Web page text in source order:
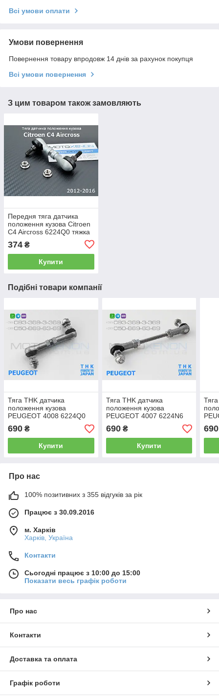
Всі умови оплати
Умови повернення
Повернення товару впродовж 14 днів за рахунок покупця
Всі умови повернення
З цим товаром також замовляють
Передня тяга датчика
положення кузова Citroen
C4 Aircross 6224Q0 тяжка
374 ₴
Купити
Подібні товари компанії
Тяга THK датчика
положення кузова
PEUGEOT 4008 6224Q0
передня тяжка коректора
фар AFS (Японія)
690 ₴
Купити
Тяга THK датчика
положення кузова
PEUGEOT 4007 6224N6
задня тяжка коректора
фар AFS (Японія)
690₴
Купити
690
Про нас
100% позитивних з 355 відгуків за рік
Працює з 30.09.2016
м. Харків
Харків, Україна
Контакти
Сьогодні працює з 10:00 до 15:00
Показати весь графік роботи
Про нас
Контакти
Доставка та оплата
Графік роботи